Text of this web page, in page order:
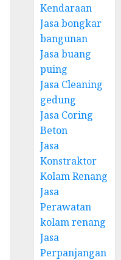
Kendaraan
Jasa bongkar
bangunan
Jasa buang
puing
Jasa Cleaning
gedung
Jasa Coring
Beton
Jasa
Konstraktor
Kolam Renang
Jasa
Perawatan
kolam renang
Jasa
Perpanjangan